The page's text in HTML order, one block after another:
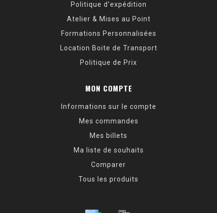
Politique d’expédition
Atelier & Mises au Point
Formations Personnalisées
Location Boite de Transport
Politique de Prix
MON COMPTE
Informations sur le compte
Mes commandes
Mes billets
Ma liste de souhaits
Comparer
Tous les produits